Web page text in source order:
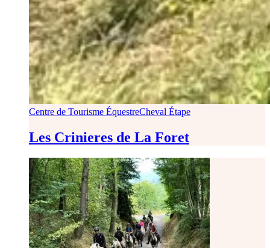
Centre de Tourisme ÉquestreCheval Étape
Les Crinieres de La Foret